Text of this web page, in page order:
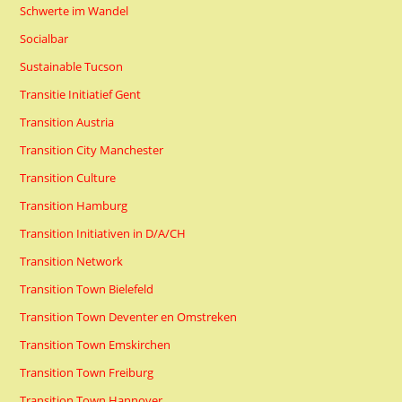
Schwerte im Wandel
Socialbar
Sustainable Tucson
Transitie Initiatief Gent
Transition Austria
Transition City Manchester
Transition Culture
Transition Hamburg
Transition Initiativen in D/A/CH
Transition Network
Transition Town Bielefeld
Transition Town Deventer en Omstreken
Transition Town Emskirchen
Transition Town Freiburg